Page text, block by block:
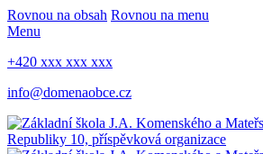
Rovnou na obsah Rovnou na menu
Menu
+420 xxx xxx xxx
info@domenaobce.cz